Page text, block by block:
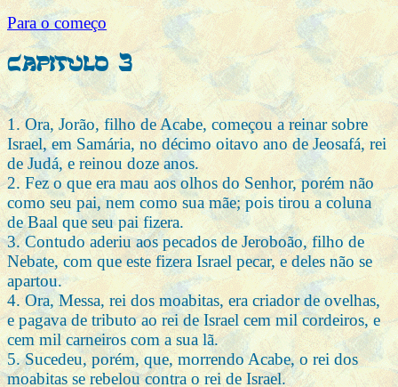
Para o começo
Capitulo 3
1. Ora, Jorão, filho de Acabe, começou a reinar sobre
Israel, em Samária, no décimo oitavo ano de Jeosafá, rei
de Judá, e reinou doze anos.
2. Fez o que era mau aos olhos do Senhor, porém não
como seu pai, nem como sua mãe; pois tirou a coluna
de Baal que seu pai fizera.
3. Contudo aderiu aos pecados de Jeroboão, filho de
Nebate, com que este fizera Israel pecar, e deles não se
apartou.
4. Ora, Messa, rei dos moabitas, era criador de ovelhas,
e pagava de tributo ao rei de Israel cem mil cordeiros, e
cem mil carneiros com a sua lã.
5. Sucedeu, porém, que, morrendo Acabe, o rei dos
moabitas se rebelou contra o rei de Israel.